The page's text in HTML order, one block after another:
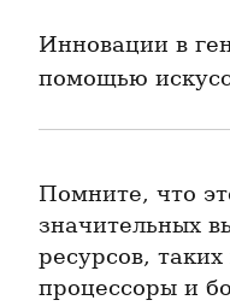
Инновации в
помощью
Помните, что
значительных
ресурсов,
процессоры и